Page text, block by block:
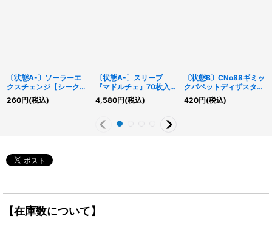
〔状態A-〕ソーラーエ
クスチェンジ【シークレ
ット】{QCCU-JP137}
《魔法》
260円(税込)
〔状態A-〕スリーブ
『マドルチェ』70枚入
り【-】{-}《スリーブ》
4,580円(税込)
〔状態B〕CNo88ギミッ
クパペットディザスター
レオ【シークレット】
{PP16-JP012}《エクシ
420円(税込)
【在庫数について】